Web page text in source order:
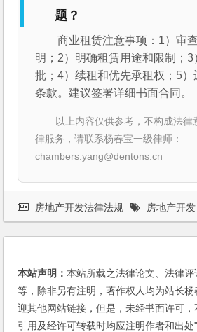
题？
商业租赁注意事项：1）审
明；2）明确租赁用途和限制；3
批；4）续租和优先承租权；5）
条款。建议签署详细书面合同。
以上内容仅供参考，不构成法
律服务，请联系杨春宝一级律师：
chambers.yang@dentons.cn
房地产开发法律法规 房地产开发
本站声明：本站所载之法律论文、法律
等，除非另有注明，著作权人均为站长
迎其他网站链接，但是，未经书面许可，
引用及经许可转载时均应注明作者和出